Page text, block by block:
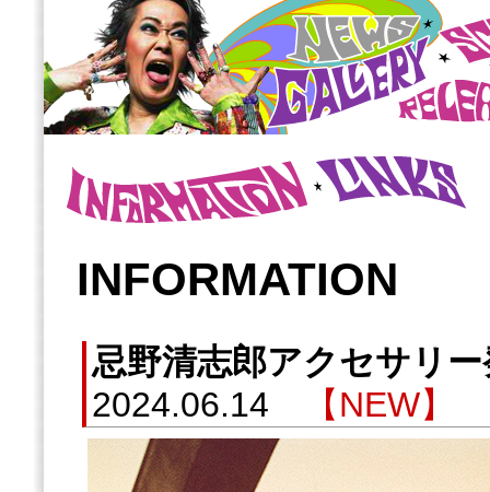
INFORMATION
忌野清志郎アクセサリ
2024.06.14
【NEW】